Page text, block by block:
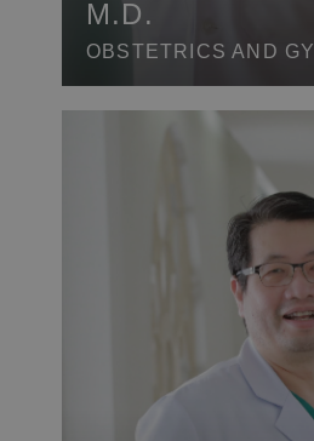
M.D.
OBSTETRICS AND